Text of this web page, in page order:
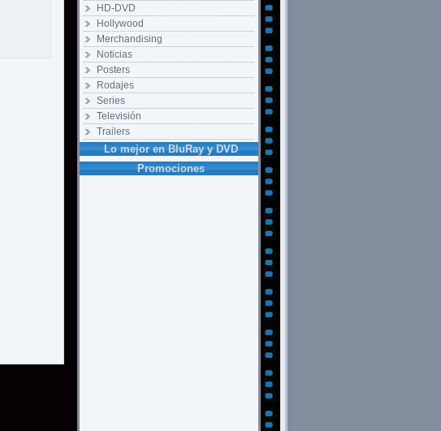
HD-DVD
Hollywood
Merchandising
Noticias
Posters
Rodajes
Series
Televisión
Trailers
Lo mejor en BluRay y DVD
Promociones